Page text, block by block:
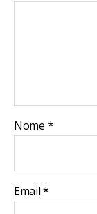
Nome *
Email*